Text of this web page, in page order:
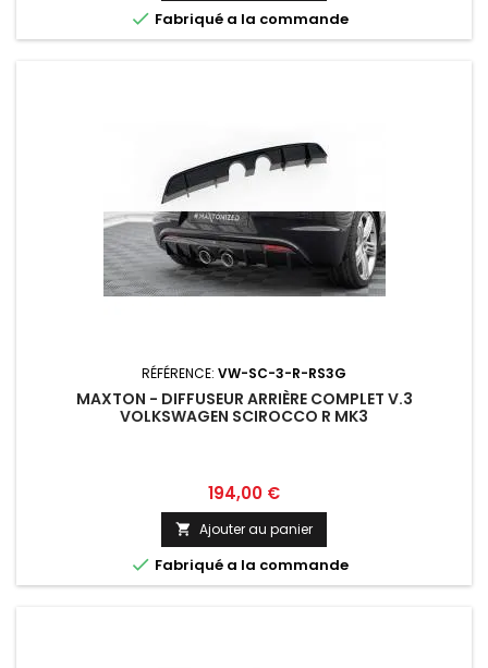
 Fabriqué a la commande
RÉFÉRENCE: VW-SC-3-R-RS3G
MAXTON - DIFFUSEUR ARRIÈRE COMPLET V.3
VOLKSWAGEN SCIROCCO R MK3
Prix
194,00 €
 Ajouter au panier
 Fabriqué a la commande